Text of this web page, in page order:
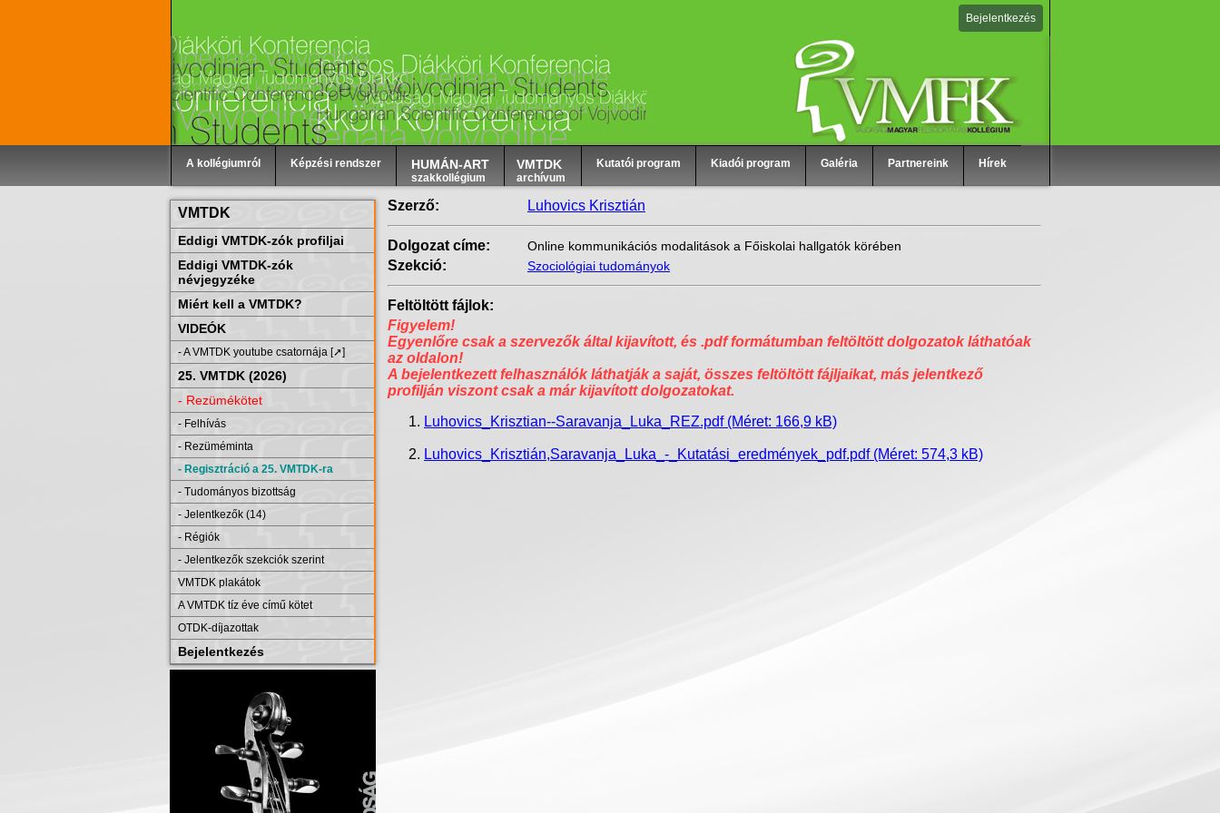
Bejelentkezés
A kollégiumról Képzési rendszer HUMÁN-ART
szakkollégium
VMTDK
archívum
Kutatói program Kiadói program Galéria Partnereink Hírek
VMTDK
Eddigi VMTDK-zók profiljai
Eddigi VMTDK-zók
névjegyzéke
Miért kell a VMTDK?
VIDEÓK
- A VMTDK youtube csatornája [➚]
25. VMTDK (2026)
- Rezümékötet
- Felhívás
- Rezüméminta
- Regisztráció a 25. VMTDK-ra
- Tudományos bizottság
- Jelentkezők (14)
- Régiók
- Jelentkezők szekciók szerint
VMTDK plakátok
A VMTDK tíz éve című kötet
OTDK-díjazottak
Bejelentkezés
Szerző: Luhovics Krisztián
Dolgozat címe: Online kommunikációs modalitások a Főiskolai hallgatók körében
Szekció: Szociológiai tudományok
Feltöltött fájlok:
Figyelem!
Egyenlőre csak a szervezők által kijavított, és .pdf formátumban feltöltött dolgozatok láthatóak
az oldalon!
A bejelentkezett felhasználók láthatják a saját, összes feltöltött fájljaikat, más jelentkező
profilján viszont csak a már kijavított dolgozatokat.
Luhovics_Krisztian--Saravanja_Luka_REZ.pdf(Méret: 166,9 kB)
Luhovics_Krisztián,Saravanja_Luka_-_Kutatási_eredmények_pdf.pdf(Méret: 574,3 kB)